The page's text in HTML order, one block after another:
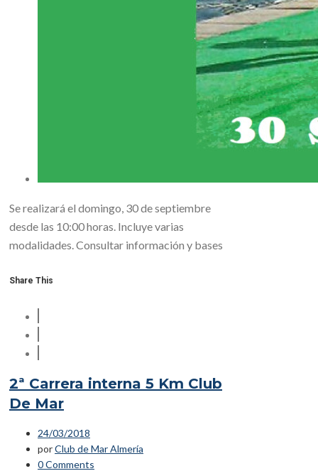
Se realizará el domingo, 30 de septiembre
desde las 10:00 horas. Incluye varias
modalidades. Consultar información y bases
Share This
2ª Carrera interna 5 Km Club
De Mar
24/03/2018
porClub de Mar Almería
0 Comments